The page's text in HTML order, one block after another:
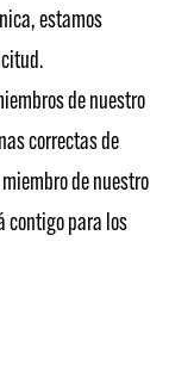
estamos
de nuestro
correctas de
de nuestro
contigo para los